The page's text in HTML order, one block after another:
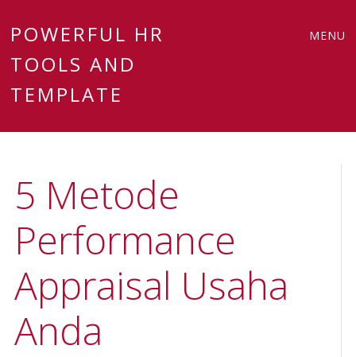
POWERFUL HR
TOOLS AND
TEMPLATE
MENU
5 Metode
Performance
Appraisal Usaha
Anda